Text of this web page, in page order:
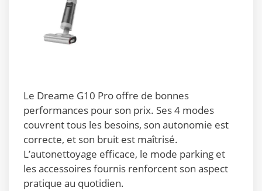
Le Dreame G10 Pro offre de bonnes
performances pour son prix. Ses 4 modes
couvrent tous les besoins, son autonomie est
correcte, et son bruit est maîtrisé.
L’autonettoyage efficace, le mode parking et
les accessoires fournis renforcent son aspect
pratique au quotidien.